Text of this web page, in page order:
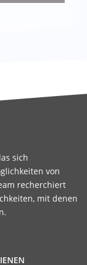
sich
von
recherchiert
mit denen